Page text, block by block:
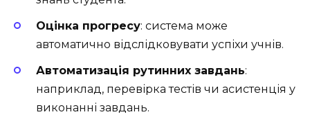
Оцінка прогресу: система може
автоматично відслідковувати успіхи учнів.
Автоматизація рутинних завдань:
наприклад, перевірка тестів чи асистенція у
виконанні завдань.